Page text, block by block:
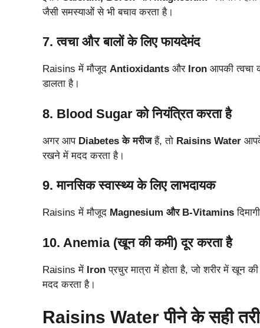
जैसी समस्याओं से भी बचाव करता है।
7. त्वचा और बालों के लिए फायदेमंद
Raisins में मौजूद Antioxidants और Iron आपकी त्वचा
डालता है।
8. Blood Sugar को नियंत्रित करता है
अगर आप Diabetes के मरीजहैं, तो Raisins Water
रखने में मदद करता है।
9. मानसिक स्वास्थ्य के लिए लाभदायक
Raisins में मौजूद Magnesium और B-Vitamins
10. Anemia (खून की कमी) दूर करता है
Raisins में Iron प्रचुर मात्रा में होता है, जो शरीर में खून
मदद करता है।
Raisins Water पीने के सही